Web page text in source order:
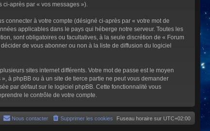
après par « vos messages »).
connecter à votre compte (désigné ci-après par « votre mot de
applicables dans le pays qui héberge notre serveur. Toutes les
sont obligatoires ou facultatives, à la seule discrétion de « Forum
de vous abonner ou non à la liste de diffusion du logiciel
sites internet différents. Votre mot de passe est le moyen
à phpBB ou à un site de tierce partie ne peut vous demander
par défaut sur le logiciel phpBB. Cette fonctionnalité vous
le contrôle de votre compte.
Fuseau horaire sur UTC+02:00
Supprimer les cookies
Nous contacter